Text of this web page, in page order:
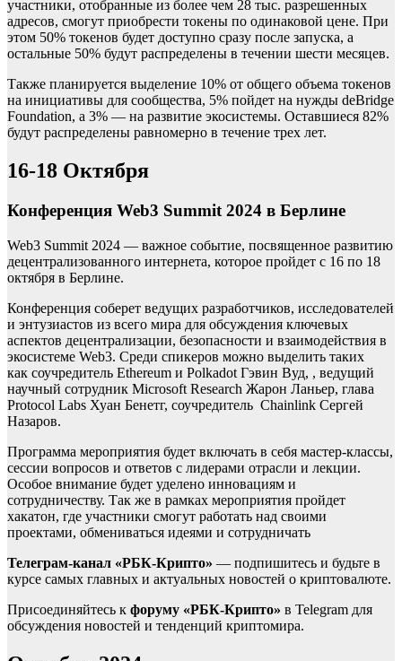
участники, отобранные из более чем 28 тыс. разрешенных
адресов, смогут приобрести токены по одинаковой цене. При
этом 50% токенов будет доступно сразу после запуска, а
остальные 50% будут распределены в течении шести месяцев.
Также планируется выделение 10% от общего объема токенов
на инициативы для сообщества, 5% пойдет на нужды deBridge
Foundation, а 3% — на развитие экосистемы. Оставшиеся 82%
будут распределены равномерно в течение трех лет.
16-18 Октября
Конференция Web3 Summit 2024 в Берлине
Web3 Summit 2024 — важное событие, посвященное развитию
децентрализованного интернета, которое пройдет с 16 по 18
октября в Берлине.
Конференция соберет ведущих разработчиков, исследователей
и энтузиастов из всего мира для обсуждения ключевых
аспектов децентрализации, безопасности и взаимодействия в
экосистеме Web3. Среди спикеров можно выделить таких
как соучредитель Ethereum и Polkadot Гэвин Вуд, , ведущий
научный сотрудник Microsoft Research Жарон Ланьер, глава
Protocol Labs Хуан Бенетг, соучредитель Chainlink Сергей
Назаров.
Программа мероприятия будет включать в себя мастер-классы,
сессии вопросов и ответов с лидерами отрасли и лекции.
Особое внимание будет уделено инновациям и
сотрудничеству. Так же в рамках мероприятия пройдет
хакатон, где участники смогут работать над своими
проектами, обмениваться идеями и сотрудничать
Телеграм-канал «РБК-Крипто» — подпишитесь и будьте в
курсе самых главных и актуальных новостей о криптовалюте.
Присоединяйтесь к форуму «РБК-Крипто» в Telegram для
обсуждения новостей и тенденций криптомира.